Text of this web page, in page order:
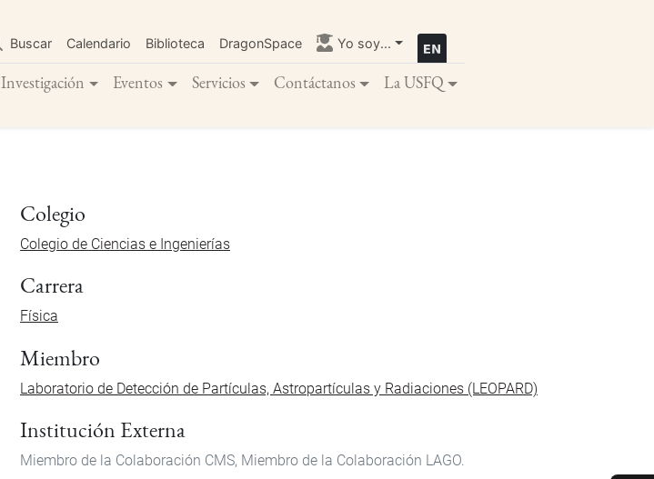
contenido
principal
Buscar Calendario Biblioteca DragonSpace Yo soy...
Investigación Eventos Servicios Contáctanos La USFQ
Colegio
Colegio de Ciencias e Ingenierías
Carrera
Física
Miembro
Laboratorio de Detección de Partículas, Astropartículas y Radiaciones (LEOPARD)
Institución Externa
Miembro de la Colaboración CMS, Miembro de la Colaboración LAGO.